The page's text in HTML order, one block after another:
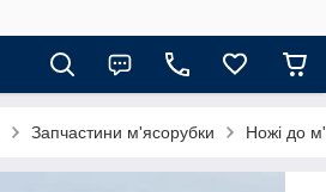
Запчастини м'ясорубки Ножі до